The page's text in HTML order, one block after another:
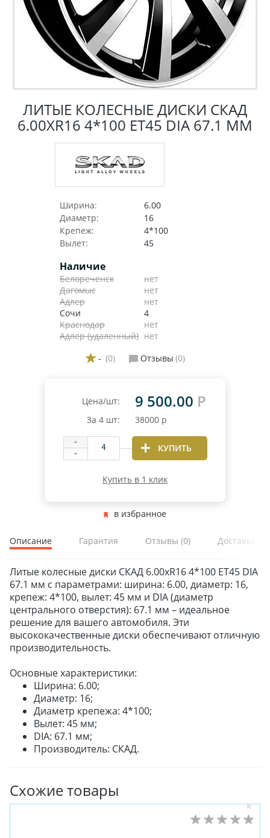
ЗИМНИЕ
ЛЕТНИЕ
ВСЕСЕЗОННЫЕ
ДЛЯ ГРУЗОВЫХ АВТО
ДЛЯ СПЕЦТЕХНИКИ
ЛИТЫЕ
ШТАМПОВАНЫЕ
ДЛЯ ГРУЗОВЫХ АВТО
ДЛЯ ЛЕГКОВЫХ АВТО
ЛИТЫЕ КОЛЕСНЫЕ ДИСКИ СКАД
6.00XR16 4*100 ET45 DIA 67.1 ММ
Ширина:
6.00
Диаметр:
16
Крепеж:
4*100
Вылет:
45
Наличие
Белореченск
нет
Дагомыс
нет
Адлер
нет
Сочи
4
Краснодар
нет
Адлер (удаленный) нет
- (0) Отзывы (0)
Цена/шт: 9 500.00 Р
За 4 шт: 38000 р
КУПИТЬ
Купить в 1 клик
в избранное
Описание Гарантия Отзывы (0) Доставка и
Литые колесные диски СКАД 6.00xR16 4*100 ET45 DIA
67.1 мм с параметрами: ширина: 6.00, диаметр: 16,
крепеж: 4*100, вылет: 45 мм и DIA (диаметр
центрального отверстия): 67.1 мм – идеальное
решение для вашего автомобиля. Эти
высококачественные диски обеспечивают отличную
производительность.
Основные характеристики:
Ширина: 6.00;
Диаметр: 16;
Диаметр крепежа: 4*100;
Вылет: 45 мм;
DIA: 67.1 мм;
Производитель: СКАД.
Схожие товары